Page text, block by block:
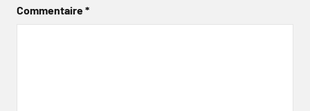
Commentaire*